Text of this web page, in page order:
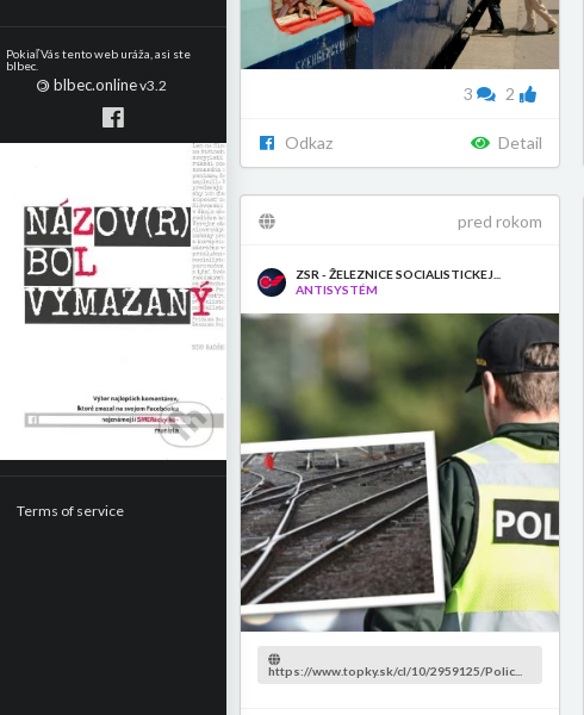
Pokiaľ Vás tento web uráža, asi ste
blbec.
© blbec.onlinev3.2
Terms of service
2
3
Odkaz Detail
pred rokom
ZSR - ŽELEZNICE SOCIALISTICKEJ...
ANTISYSTÉM
https://www.topky.sk/cl/10/2959125/Polic...